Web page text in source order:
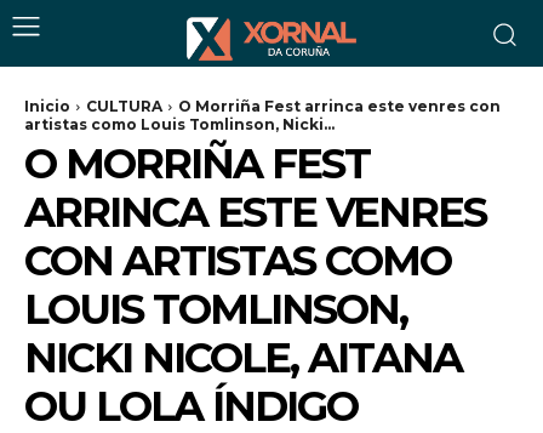
Inicio CULTURA
O Morriña Fest arrinca este venres con
artistas como Louis Tomlinson, Nicki...
O MORRIÑA FEST
ARRINCA ESTE VENRES
CON ARTISTAS COMO
LOUIS TOMLINSON,
NICKI NICOLE, AITANA
OU LOLA ÍNDIGO